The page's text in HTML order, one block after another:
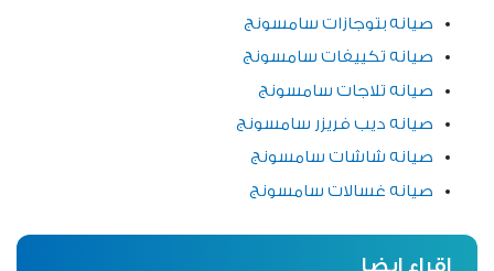
صيانه بتوجازات سامسونج
صيانه تكييفات سامسونج
صيانه تلاجات سامسونج
صيانه ديب فريزر سامسونج
صيانه شاشات سامسونج
صيانه غسالات سامسونج
اقراء ايضا